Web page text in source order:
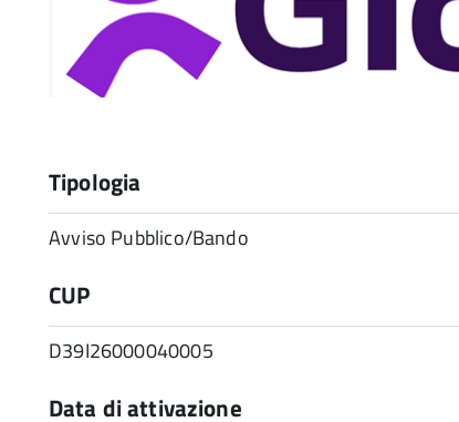
Tipologia
Avviso Pubblico/Bando
CUP
D39I26000040005
Data di attivazione